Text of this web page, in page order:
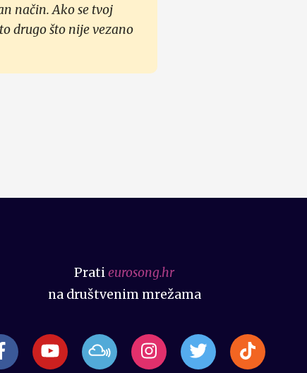
način. Ako se tvoj
drugo što nije vezano
Pratieurosong.hr
na društvenim mrežama